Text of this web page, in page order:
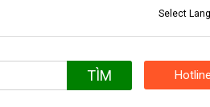
Select
TÌM